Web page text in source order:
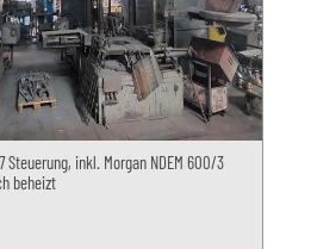
Steuerung, inkl. Morgan NDEM 600/3
beheizt